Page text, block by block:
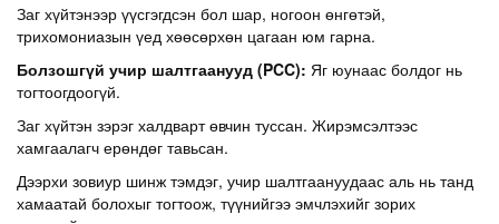
Заг хүйтэнээр үүсгэгдсэн бол шар, ногоон өнгөтэй,
трихомониазын үед хөөсөрхөн цагаан юм гарна.
Болзошгүй учир шалтгаанууд (PCC): Яг юунаас болдог нь
тогтоогдоогүй.
Заг хүйтэн зэрэг халдварт өвчин туссан. Жирэмсэлтээс
хамгаалагч ерөндөг тавьсан.
Дээрхи зовиур шинж тэмдэг, учир шалтгаануудаас аль нь танд
хамаатай болохыг тогтоож, түүнийгээ эмчлэхийг зорих